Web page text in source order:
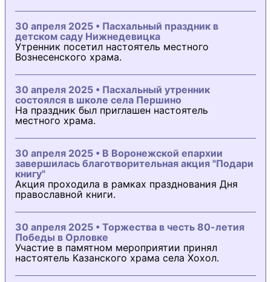
30 апреля 2025 • Пасхальный праздник в
детском саду Нижнедевицка
Утренник посетил настоятель местного
Вознесенского храма.
30 апреля 2025 • Пасхальный утренник
состоялся в школе села Першино
На праздник был приглашен настоятель
местного храма.
30 апреля 2025 • В Воронежской епархии
завершилась благотворительная акция "Подари
книгу"
Акция проходила в рамках празднования Дня
православной книги.
30 апреля 2025 • Торжества в честь 80-летия
Победы в Орловке
Участие в памятном мероприятии принял
настоятель Казанского храма села Хохол.